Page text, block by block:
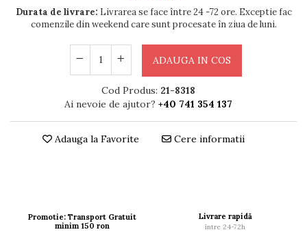
Durata de livrare: Livrarea se face între 24 -72 ore. Exceptie fac
comenzile din weekend care sunt procesate în ziua de luni.
ADAUGA IN COS
Cod Produs: 21-8318
Ai nevoie de ajutor? +40 741 354 137
Adauga la Favorite Cere informatii
Promotie: Transport Gratuit
minim 150 ron
Livrare rapidă
între 24-72h